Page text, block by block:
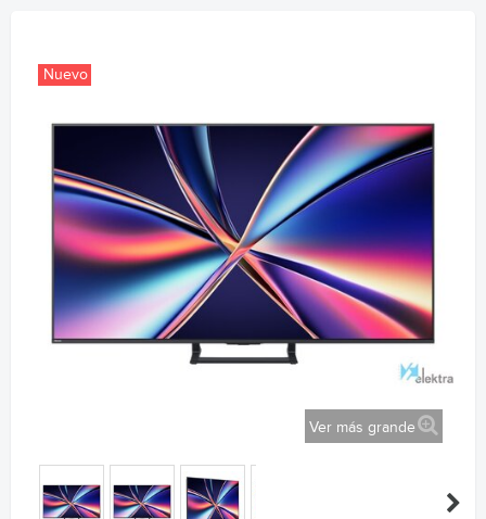
Nuevo
Ver más grande